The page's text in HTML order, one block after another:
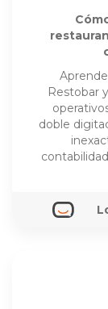
Restobar
doble